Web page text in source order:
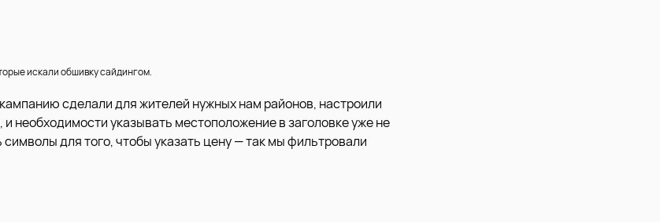
искали обшивку сайдингом.
сделали для жителей нужных нам районов, настроили
и необходимости указывать местоположение в заголовке уже не
для того, чтобы указать цену — так мы фильтровали